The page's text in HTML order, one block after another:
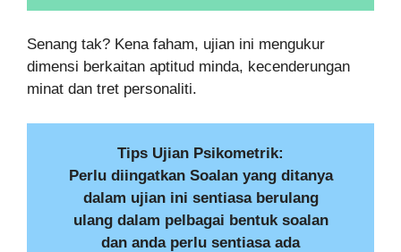
Senang tak? Kena faham, ujian ini mengukur
dimensi berkaitan aptitud minda, kecenderungan
minat dan tret personaliti.
Tips Ujian Psikometrik:
Perlu diingatkan Soalan yang ditanya
dalam ujian ini sentiasa berulang
ulang dalam pelbagai bentuk soalan
dan anda perlu sentiasa ada